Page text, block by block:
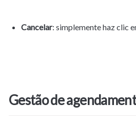
Cancelar: simplemente haz clic
Gestão de